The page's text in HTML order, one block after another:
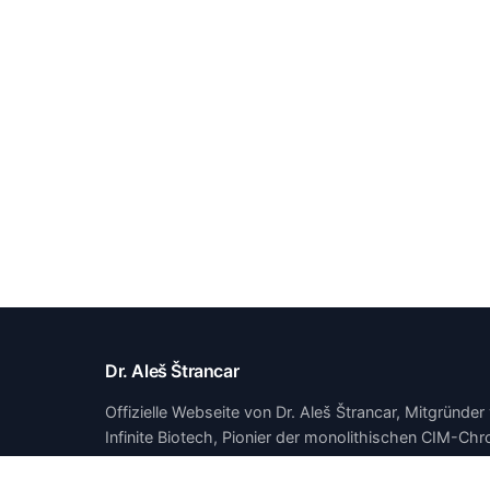
Dr. Aleš Štrancar
Offizielle Webseite von Dr. Aleš Štrancar,
Infinite Biotech, Pionier der monolithischen CIM-